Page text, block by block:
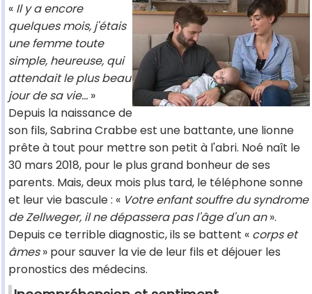
« Il y a encore
quelques mois, j'étais
une femme toute
simple, heureuse, qui
attendait le plus beau
jour de sa vie... »
Depuis la naissance de
son fils, Sabrina Crabbe est une battante, une lionne
prête à tout pour mettre son petit à l'abri. Noé naît le
30 mars 2018, pour le plus grand bonheur de ses
parents. Mais, deux mois plus tard, le téléphone sonne
et leur vie bascule : « Votre enfant souffre du syndrome
de Zellweger, il ne dépassera pas l'âge d'un an».
Depuis ce terrible diagnostic, ils se battent « corps et
âmes» pour sauver la vie de leur fils et déjouer les
pronostics des médecins.